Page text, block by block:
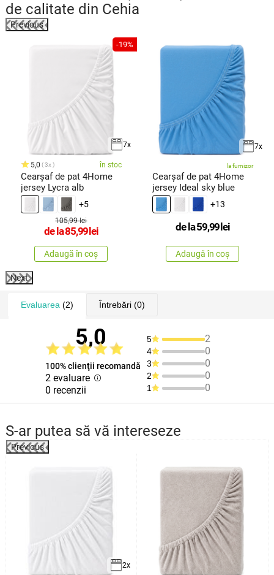
de calitate din Cehia
Previous
-19%
7x
5,0 3x în stoc
Cearșaf de pat 4Home
jersey Lycra alb
+5
105,99 lei
de la85,99 lei
Adaugă în coș
7x
la furnizor
Cearșaf de pat 4Home
jersey Ideal sky blue
+13
de la59,99 lei
Adaugă în coș
Next
Evaluarea (2) Întrebări(0)
5,0
100% clienţii recomandă
2 evaluare
0 recenzii
5 2
4 0
3 0
2 0
1 0
S-ar putea să vă intereseze
Previous
2x